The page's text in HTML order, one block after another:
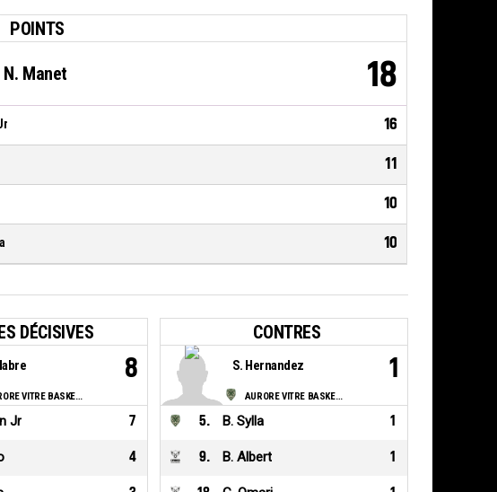
POINTS
N. Manet 18
16
11
10
10
DÉCISIVES
AURORE VITRE BASKET BRETAGNE
8
Jr 7
4
CONTRES
AURORE VITRE BASKET BRETAGNE
S. Hernandez 1
5. B. Sylla 1
9. B. Albert 1